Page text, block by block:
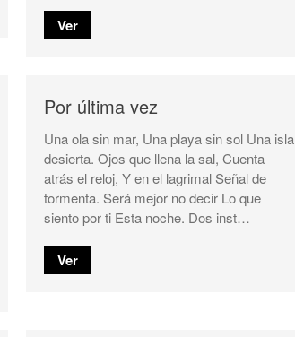
Ver
Por última vez
Una ola sin mar, Una playa sin sol Una isla
desierta. Ojos que llena la sal, Cuenta
atrás el reloj, Y en el lagrimal Señal de
tormenta. Será mejor no decir Lo que
siento por ti Esta noche. Dos inst…
Ver